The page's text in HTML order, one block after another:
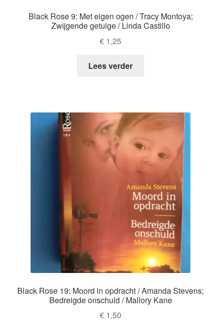
Black Rose 9: Met eigen ogen / Tracy Montoya;
Zwijgende getuige / Linda Castillo
€ 1,25
Lees verder
Black Rose 19: Moord in opdracht / Amanda Stevens;
Bedreigde onschuld / Mallory Kane
€ 1,50